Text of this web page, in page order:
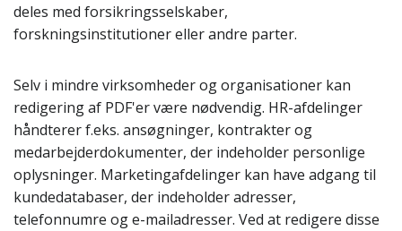
deles med forsikringsselskaber,
forskningsinstitutioner eller andre parter.
Selv i mindre virksomheder og organisationer kan
redigering af PDF'er være nødvendig. HR-afdelinger
håndterer f.eks. ansøgninger, kontrakter og
medarbejderdokumenter, der indeholder personlige
oplysninger. Marketingafdelinger kan have adgang til
kundedatabaser, der indeholder adresser,
telefonnumre og e-mailadresser. Ved at redigere disse